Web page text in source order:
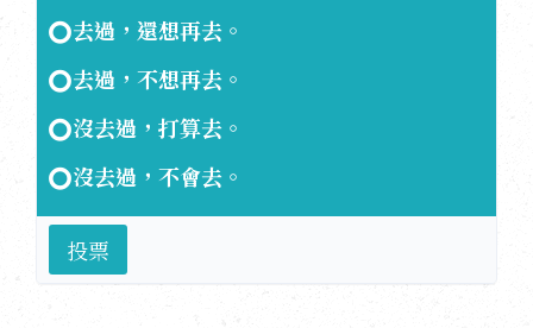
去過，還想再去。
去過，不想再去。
沒去過，打算去。
沒去過，不會去。
投票